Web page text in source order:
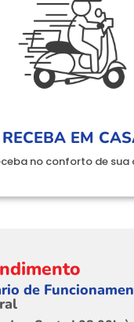
RECEBA EM
no conforto de sua
de